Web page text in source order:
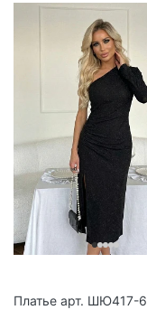
Платье арт. ШЮ417-6